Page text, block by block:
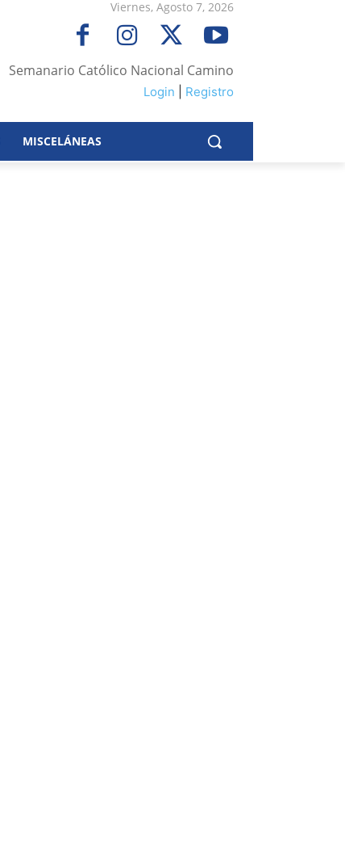
Viernes, Agosto 7, 2026
Semanario Católico Nacional Camino
Login Registro
MISCELÁNEAS